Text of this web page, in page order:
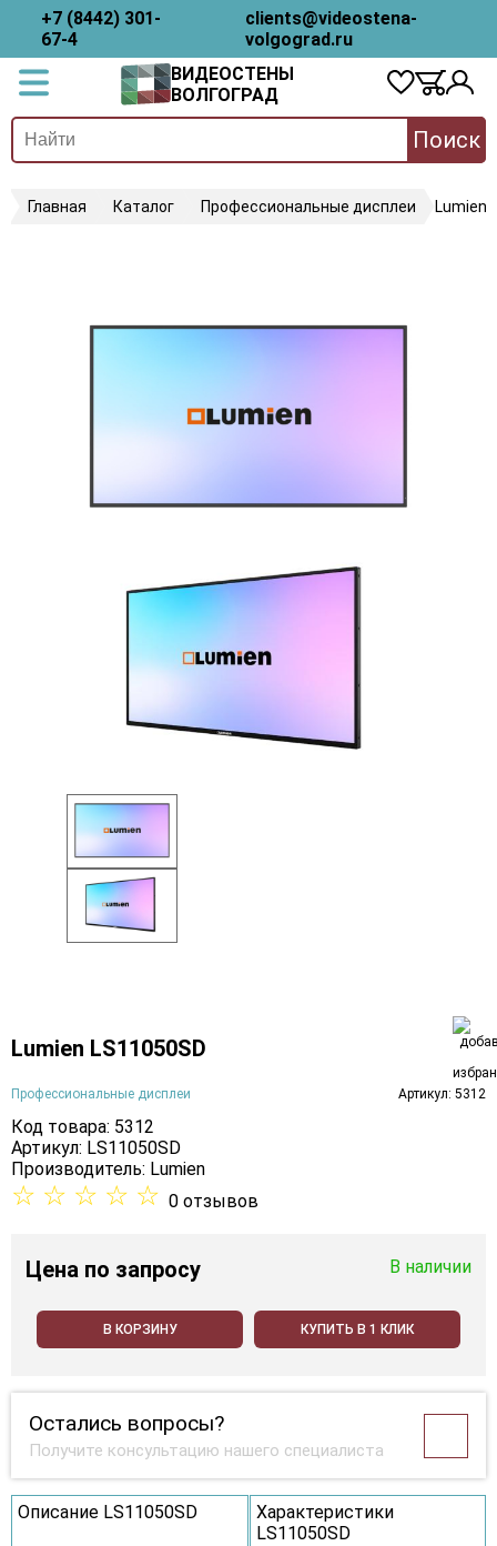
+7 (8442) 301-
67-4
clients@videostena-
volgograd.ru
ВИДЕОСТЕНЫ
ВОЛГОГРАД
Поиск
Главная Каталог Профессиональные дисплеи Lumien
Lumien LS11050SD
Профессиональные дисплеи Артикул: 5312
Код товара: 5312
Артикул: LS11050SD
Производитель: Lumien
☆ ☆ ☆ ☆ ☆ 0 отзывов
Цена по запросу В наличии
В КОРЗИНУ КУПИТЬ В 1 КЛИК
Остались вопросы?
Получите консультацию нашего специалиста
Описание LS11050SD
Характеристики
LS11050SD